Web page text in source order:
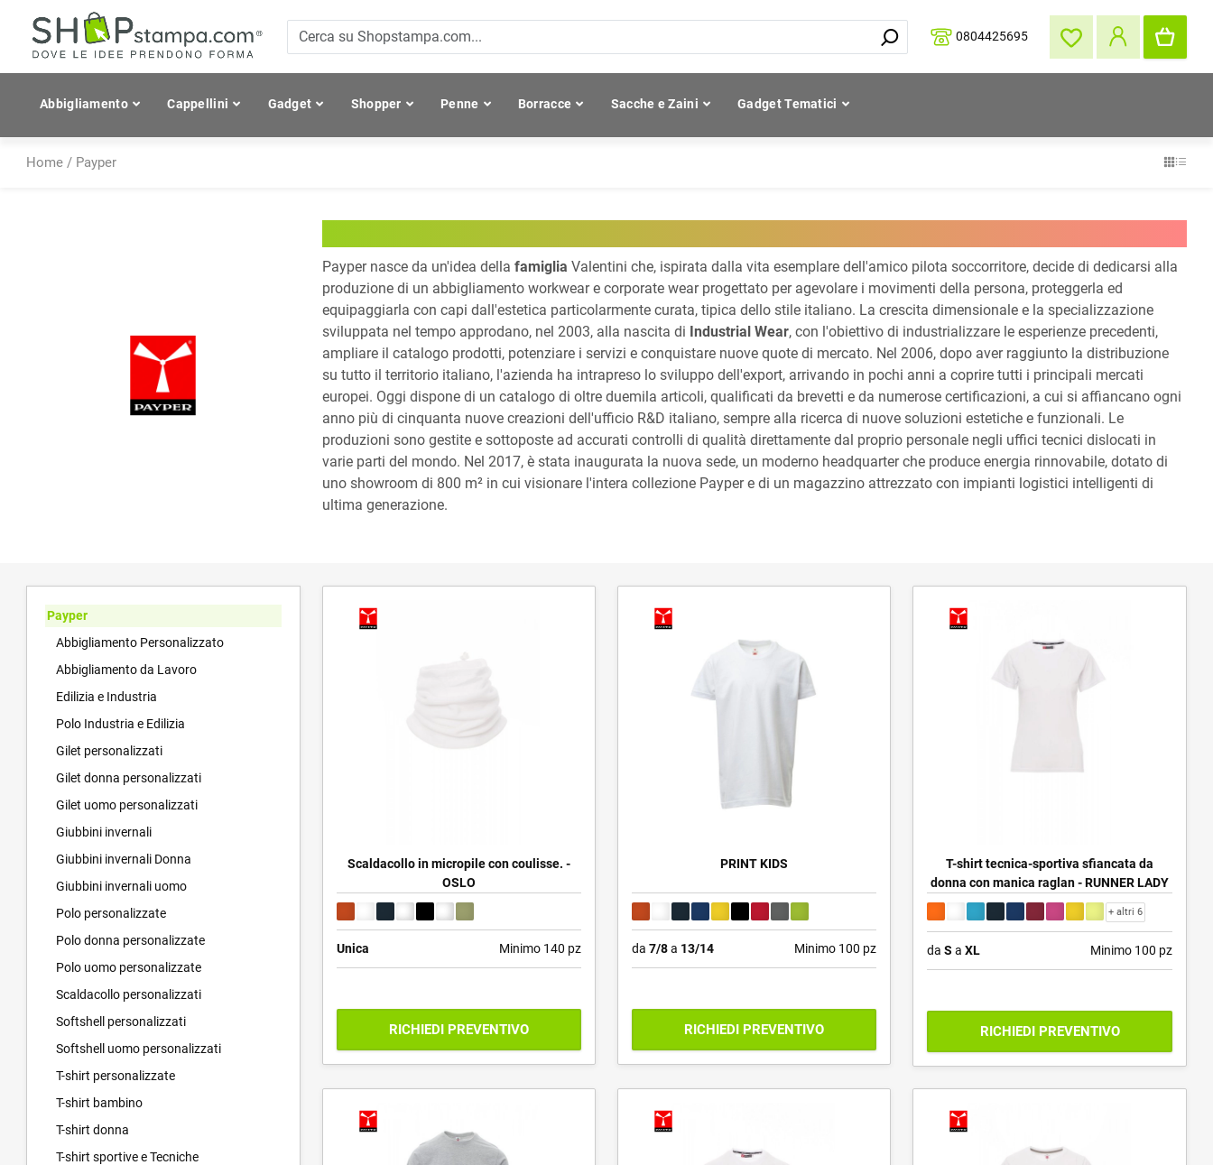
0804425695
Abbigliamento Cappellini Gadget Shopper Penne Borracce Sacche e Zaini Gadget Tematici
Home / Payper
Payper nasce da un'idea della famiglia Valentini che, ispirata dalla vita esemplare dell'amico pilota soccorritore, decide di dedicarsi alla
produzione di un abbigliamento workwear e corporate wear progettato per agevolare i movimenti della persona, proteggerla ed
equipaggiarla con capi dall'estetica particolarmente curata, tipica dello stile italiano. La crescita dimensionale e la specializzazione
sviluppata nel tempo approdano, nel 2003, alla nascita di Industrial Wear, con l'obiettivo di industrializzare le esperienze precedenti,
ampliare il catalogo prodotti, potenziare i servizi e conquistare nuove quote di mercato. Nel 2006, dopo aver raggiunto la distribuzione
su tutto il territorio italiano, l'azienda ha intrapreso lo sviluppo dell'export, arrivando in pochi anni a coprire tutti i principali mercati
europei. Oggi dispone di un catalogo di oltre duemila articoli, qualificati da brevetti e da numerose certificazioni, a cui si affiancano ogni
anno più di cinquanta nuove creazioni dell'ufficio R&D italiano, sempre alla ricerca di nuove soluzioni estetiche e funzionali. Le
produzioni sono gestite e sottoposte ad accurati controlli di qualità direttamente dal proprio personale negli uffici tecnici dislocati in
varie parti del mondo. Nel 2017, è stata inaugurata la nuova sede, un moderno headquarter che produce energia rinnovabile, dotato di
uno showroom di 800 m² in cui visionare l'intera collezione Payper e di un magazzino attrezzato con impianti logistici intelligenti di
ultima generazione.
Payper
Abbigliamento Personalizzato
Abbigliamento da Lavoro
Edilizia e Industria
Polo Industria e Edilizia
Gilet personalizzati
Gilet donna personalizzati
Gilet uomo personalizzati
Giubbini invernali
Giubbini invernali Donna
Giubbini invernali uomo
Polo personalizzate
Polo donna personalizzate
Polo uomo personalizzate
Scaldacollo personalizzati
Softshell personalizzati
Softshell uomo personalizzati
T-shirt personalizzate
T-shirt bambino
T-shirt donna
T-shirt sportive e Tecniche
Scaldacollo in micropile con coulisse. -
OSLO
Unica Minimo 140 pz
RICHIEDI PREVENTIVO
PRINT KIDS
da 7/8a 13/14 Minimo 100 pz
RICHIEDI PREVENTIVO
T-shirt tecnica-sportiva sfiancata da
donna con manica raglan - RUNNER LADY
+ altri 6
daS aXL Minimo 100 pz
RICHIEDI PREVENTIVO